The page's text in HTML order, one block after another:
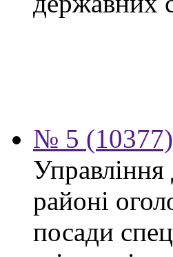
№ 5 (10377)
районі
посади